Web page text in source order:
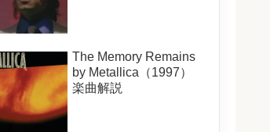
The Memory Remains
by Metallica（1997）
楽曲解説